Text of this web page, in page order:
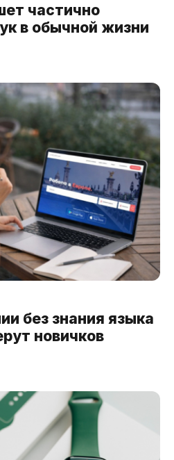
частично
в обычной жизни
без знания языка
новичков